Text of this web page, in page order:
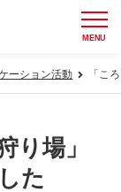
MENU
ーション活動 「こ
り場」
た